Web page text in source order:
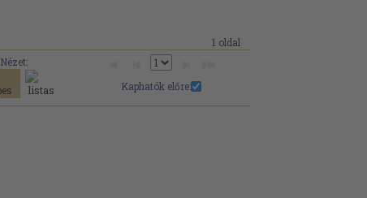
1 oldal
Nézet:
Kaphatók előre: